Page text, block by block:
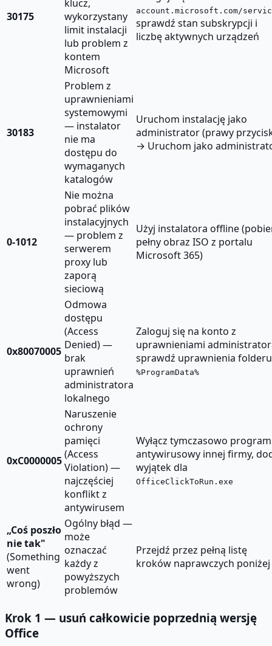
30175
klucz,
wykorzystany
limit instalacji
lub problem z
kontem
Microsoft
account.microsoft.com/
sprawdź stan subskrypcji i
liczbę aktywnych urządzeń
30183
Problem z
uprawnieniami
systemowymi
— instalator
nie ma
dostępu do
wymaganych
katalogów
Uruchom instalację jako
administrator (prawy
→ Uruchom jako
0-1012
Nie można
pobrać plików
instalacyjnych
— problem z
serwerem
proxy lub
zaporą
sieciową
Użyj instalatora offline
pełny obraz ISO z portalu
Microsoft 365)
0x80070005
Odmowa
dostępu
(Access
Denied) —
brak
uprawnień
administratora
lokalnego
Zaloguj się na konto z
uprawnieniami
sprawdź uprawnienia folderu
%ProgramData%
0xC0000005
Naruszenie
ochrony
pamięci
(Access
Violation) —
najczęściej
konflikt z
antywirusem
Wyłącz tymczasowo program
antywirusowy innej firmy,
wyjątek dla
OfficeClickToRun.exe
„Coś poszło
nie tak"
(Something
went
wrong)
Ogólny błąd —
może
oznaczać
każdy z
powyższych
problemów
Przejdź przez pełną listę
kroków naprawczych poniżej
Krok 1 — usuń całkowicie poprzednią wersję
Office